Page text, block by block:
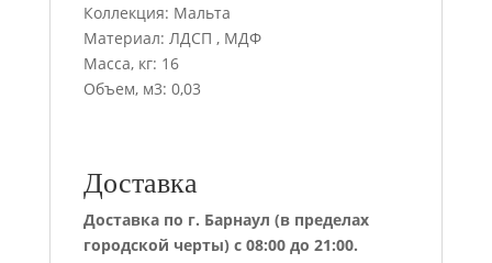
Коллекция: Мальта
Материал: ЛДСП , МДФ
Масса, кг: 16
Объем, м3: 0,03
Доставка
Доставка по г. Барнаул (в пределах
городской черты) с 08:00 до 21:00.